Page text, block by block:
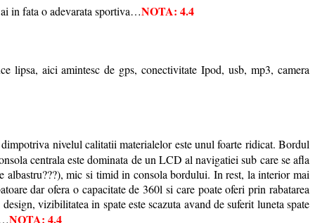
in fata o adevarata sportiva…NOTA: 4.4
aici amintesc de gps, conectivitate Ipod, usb, mp3, camera
nivelul calitatii materialelor este unul foarte ridicat. Bordul
centrala este dominata de un LCD al navigatiei sub care se afla
albastru???), mic si timid in consola bordului. In rest, la interior mai
dar ofera o capacitate de 360l si care poate oferi prin rabatarea
vizibilitatea in spate este scazuta avand de suferit luneta spate
NOTA: 4.4